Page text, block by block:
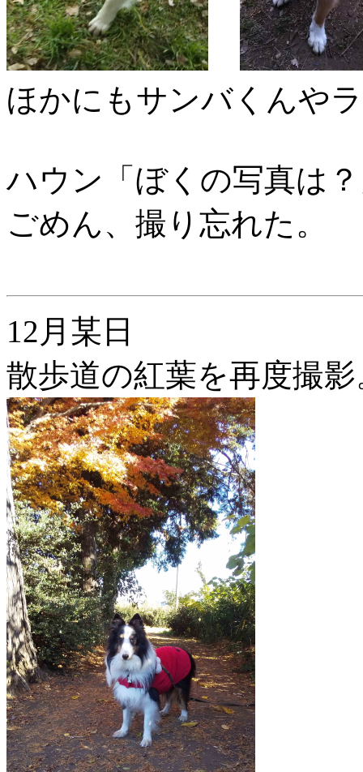
ほかにもサンバくんや
ハウン「ぼくの写真は
ごめん、撮り忘れた。
12月某日
散歩道の紅葉を再度撮影